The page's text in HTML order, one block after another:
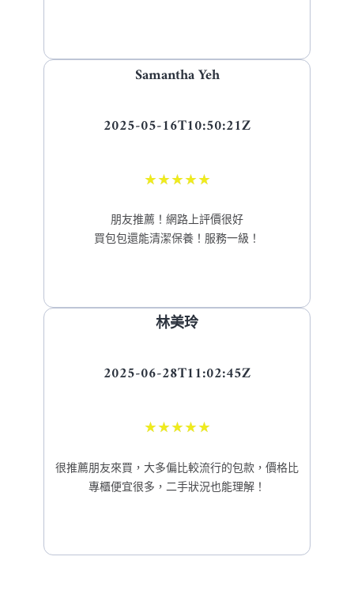
Samantha Yeh
2025-05-16T10:50:21Z
★★★★★
朋友推薦！網路上評價很好
買包包還能清潔保養！服務一級！
林美玲
2025-06-28T11:02:45Z
★★★★★
很推薦朋友來買，大多偏比較流行的包款，價格比
專櫃便宜很多，二手狀況也能理解！